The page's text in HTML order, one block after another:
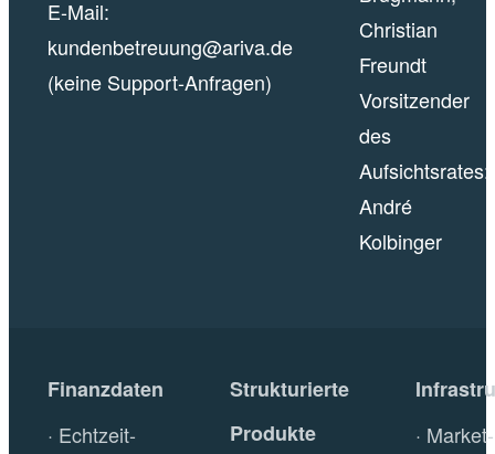
E-Mail:
kundenbetreuung@ariva.de
(keine Support-Anfragen)
Christian
Freundt
Vorsitzender
des
Aufsichtsrates:
André
Kolbinger
Finanzdaten
Echtzeit-
Strukturierte
Produkte
Market-